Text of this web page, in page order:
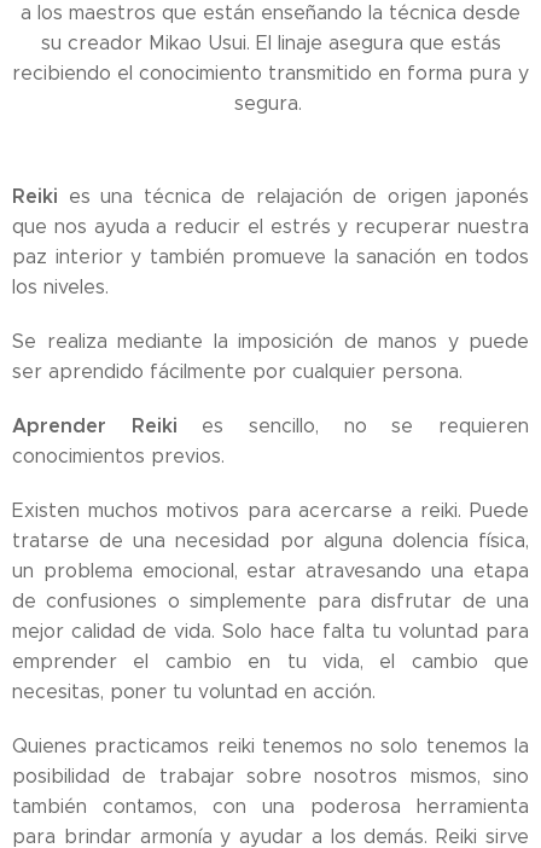
a los maestros que están enseñando la técnica desde
su creador Mikao Usui. El linaje asegura que estás
recibiendo el conocimiento transmitido en forma pura y
segura.
Reiki es una técnica de relajación de origen japonés
que nos ayuda a reducir el estrés y recuperar nuestra
paz interior y también promueve la sanación en todos
los niveles.
Se realiza mediante la imposición de manos y puede
ser aprendido fácilmente por cualquier persona.
Aprender Reiki es sencillo, no se requieren
conocimientos previos.
Existen muchos motivos para acercarse a reiki. Puede
tratarse de una necesidad por alguna dolencia física,
un problema emocional, estar atravesando una etapa
de confusiones o simplemente para disfrutar de una
mejor calidad de vida. Solo hace falta tu voluntad para
emprender el cambio en tu vida, el cambio que
necesitas, poner tu voluntad en acción.
Quienes practicamos reiki tenemos no solo tenemos la
posibilidad de trabajar sobre nosotros mismos, sino
también contamos, con una poderosa herramienta
para brindar armonía y ayudar a los demás. Reiki sirve